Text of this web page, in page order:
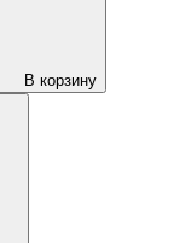
В корзину